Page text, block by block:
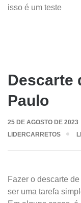
isso é um teste
Descarte
Paulo
25 DE AGOSTO DE 2023
LIDERCARRETOS
Fazer o descarte
ser uma tarefa